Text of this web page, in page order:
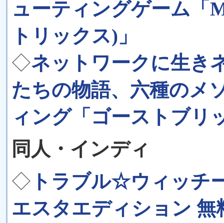
ューティングゲーム「
トリックス)」
◇ネットワークに生き
たちの物語、六種のメ
ィング「ゴーストブリ
同人・インディ
◇ トラブル☆ウィッチ
エスタエディション 無